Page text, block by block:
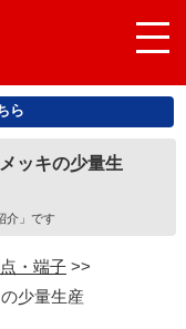
ら
ッキの少量生
介」です
・端子>>
少量生産